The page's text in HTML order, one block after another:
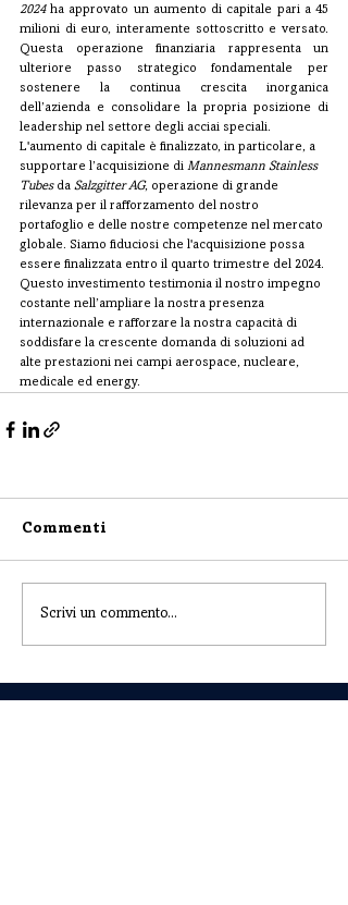
2024 ha approvato un aumento di capitale pari a 45
milioni di euro, interamente sottoscritto e versato.
Questa operazione finanziaria rappresenta un
ulteriore passo strategico fondamentale per
sostenere la continua crescita inorganica
dell’azienda e consolidare la propria posizione di
leadership nel settore degli acciai speciali.
L'aumento di capitale è finalizzato, in particolare, a
supportare l’acquisizione di Mannesmann Stainless
Tubes da Salzgitter AG, operazione di grande
rilevanza per il rafforzamento del nostro
portafoglio e delle nostre competenze nel mercato
globale. Siamo fiduciosi che l'acquisizione possa
essere finalizzata entro il quarto trimestre del 2024.
Questo investimento testimonia il nostro impegno
costante nell’ampliare la nostra presenza
internazionale e rafforzare la nostra capacità di
soddisfare la crescente domanda di soluzioni ad
alte prestazioni nei campi aerospace, nucleare,
medicale ed energy.
Commenti
Scrivi un commento...